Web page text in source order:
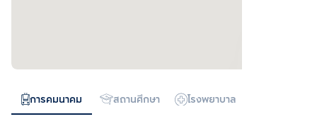
การคมนาคม สถานศึกษา โรงพยาบาล